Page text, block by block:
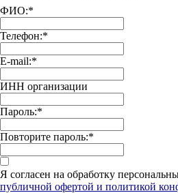
ФИО:*
Телефон:*
E-mail:*
ИНН организации
Пароль:*
Повторите пароль:*
Я согласен на обработку
публичной офертой и политикой